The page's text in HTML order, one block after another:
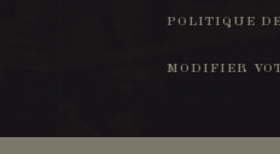
POLITIQUE
MODIFIER